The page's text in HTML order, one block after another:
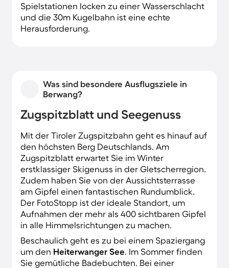
Spielstationen locken zu einer Wasserschlacht
und die 30m Kugelbahn ist eine echte
Herausforderung.
Was sind besondere Ausflugsziele in
Berwang?
Zugspitzblatt und Seegenuss
Mit der Tiroler Zugspitzbahn geht es hinauf auf
den höchsten Berg Deutschlands. Am
Zugspitzblatt erwartet Sie im Winter
erstklassiger Skigenuss in der Gletscherregion.
Zudem haben Sie von der Aussichtsterrasse
am Gipfel einen fantastischen Rundumblick.
Der FotoStopp ist der ideale Standort, um
Aufnahmen der mehr als 400 sichtbaren Gipfel
in alle Himmelsrichtungen zu machen.
Beschaulich geht es zu bei einem Spaziergang
um den Heiterwanger See. Im Sommer finden
Sie gemütliche Badebuchten. Bei einer